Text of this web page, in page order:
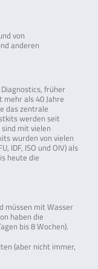
von
anderen
früher
als 40 Jahre
das zentrale
werden seit
mit vielen
wurden von vielen
IDF, ISO und OIV) als
heute die
müssen mit Wasser
haben die
bis 8 Wochen).
(aber nicht immer,